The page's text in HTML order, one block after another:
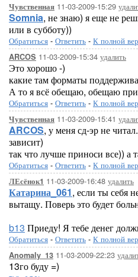
Чувственная 11-03-2009-15:29
Somnia, не знаю) я еще не
или в субботу))
Обратиться - Ответить - К полной
ARCOS 11-03-2009-15:34 удалить
Это хорошо -)
какие там форматы
А то я всё обещаю, обещаю
Обратиться - Ответить - К полной
Чувственная 11-03-2009-15:41
ARCOS, у меня сд-эр не
зависит)
так что лучше приноси все)) а
Обратиться - Ответить - К полной
ЛЕсёнок1 11-03-2009-16:48 удалить
Катарина_061, если ты себя
вытащу. Поверь это будет
b13 Приеду! Я тебе денег
Обратиться - Ответить - К полной
Anomaly_13 11-03-2009-22:23
13го буду =)